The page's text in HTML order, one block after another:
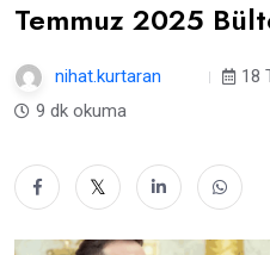
Temmuz 2025
nihat.kurtaran 18
9 dk okuma